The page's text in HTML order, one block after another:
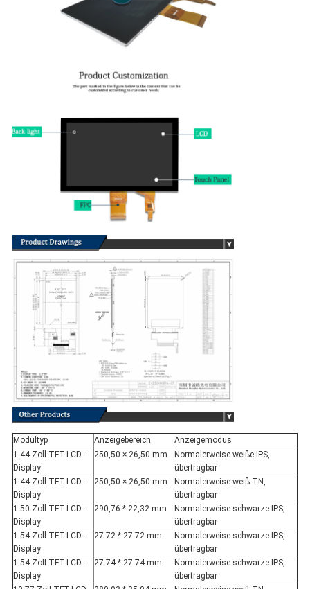
Modultyp Anzeigebereich
Anzeigemodus
1.44 Zoll TFT-LCD-
Display
250,50 × 26,50 mm
Normalerweise weiße IPS,
übertragbar
1.44 Zoll TFT-LCD-
Display
250,50 × 26,50 mm
Normalerweise weiß TN,
übertragbar
1.50 Zoll TFT-LCD-
Display
290,76 * 22,32 mm
Normalerweise schwarze IPS,
übertragbar
1.54 Zoll TFT-LCD-
Display
27.72 * 27.72 mm
Normalerweise schwarze IPS,
übertragbar
1.54 Zoll TFT-LCD-
Display
27.74 * 27.74 mm
Normalerweise schwarze IPS,
übertragbar